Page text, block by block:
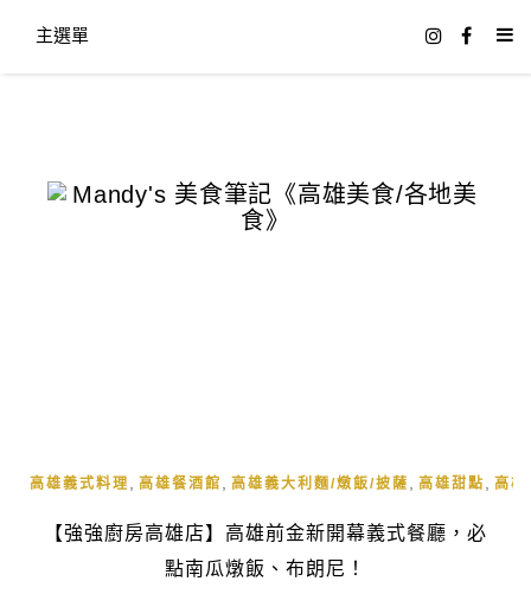
主選單
高雄義式料理 高雄餐酒館 高雄義大利麵/燉飯/披薩 高雄甜點 高
【強強廚房高雄店】高雄前金新開幕義式餐廳，必
點南瓜燉飯、布朗尼！